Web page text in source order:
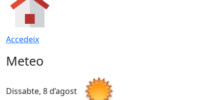
Accedeix
Meteo
Dissabte, 8 d’agost